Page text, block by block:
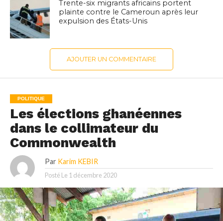
Trente-six migrants africains portent
plainte contre le Cameroun après leur
expulsion des États-Unis
AJOUTER UN COMMENTAIRE
POLITIQUE
Les élections ghanéennes
dans le collimateur du
Commonwealth
Par Karim KEBIR
Posté Le 1 décembre 2020